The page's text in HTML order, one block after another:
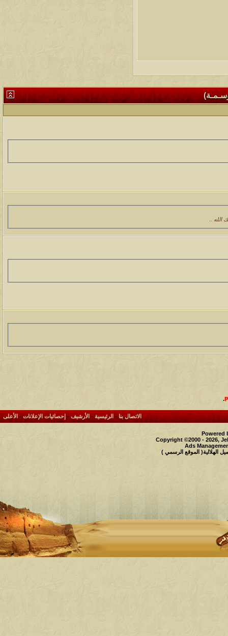
الله ..
.
الاتصال بنا- الرئيسية-الأرشيف- إحصائيات الإعلانات- الأعلى
Powered
Copyright ©2000 - 2026,
Ads
الهلالية( الموقع الرسمي )